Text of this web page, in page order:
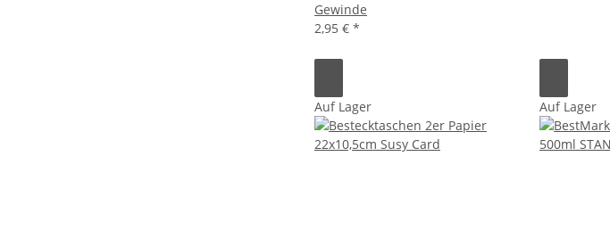
Gewinde
2,95 € *
Auf Lager Auf Lager